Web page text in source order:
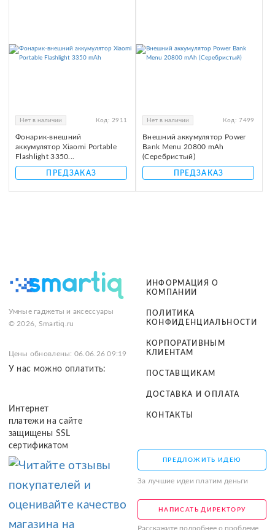
Нет в наличии Код: 2911
Фонарик-внешний
аккумулятор Xiaomi Portable
Flashlight 3350...
ПРЕДЗАКАЗ
Нет в наличии Код: 7499
Внешний аккумулятор Power
Bank Menu 20800 mAh
(Серебристый)
ПРЕДЗАКАЗ
Умные гаджеты и аксессуары
© 2026, Smartiq.ru
Цены обновлены: 06.06.26 09:19
У нас можно оплатить:
Интернет
платежи на сайте
защищены SSL
сертификатом
ИНФОРМАЦИЯ О
КОМПАНИИ
ПОЛИТИКА
КОНФИДЕНЦИАЛЬНОСТИ
КОРПОРАТИВНЫМ
КЛИЕНТАМ
ПОСТАВЩИКАМ
ДОСТАВКА И ОПЛАТА
КОНТАКТЫ
ПРЕДЛОЖИТЬ ИДЕЮ
За лучшие идеи платим деньги
НАПИСАТЬ ДИРЕКТОРУ
Расскажите подробнее о проблеме